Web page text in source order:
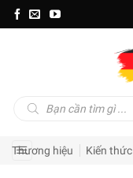
Skip
to
kiếm
Thương hiệu Kiến thức